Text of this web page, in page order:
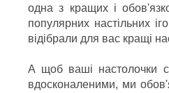
одна з кращих і
популярних настільних
відібрали для вас кращі
А щоб ваші настолочки
вдосконаленими, ми